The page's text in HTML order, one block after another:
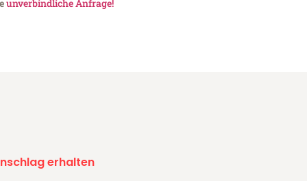
unverbindliche Anfrage!
erhalten